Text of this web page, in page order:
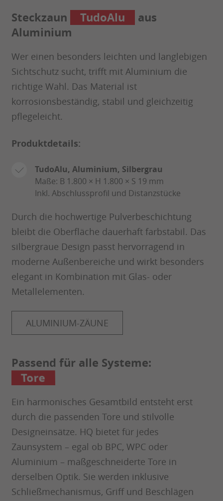
Steckzaun TudoAlu
aus
Aluminium
Wer einen besonders leichten und langlebigen
Sichtschutz sucht, trifft mit Aluminium die
richtige Wahl. Das Material ist
korrosionsbeständig, stabil und gleichzeitig
pflegeleicht.
Produktdetails:
TudoAlu, Aluminium, Silbergrau
Maße: B 1.800 × H 1.800 × S 19 mm
Inkl. Abschlussprofil und Distanzstücke
Durch die hochwertige Pulverbeschichtung
bleibt die Oberfläche dauerhaft farbstabil. Das
silbergraue Design passt hervorragend in
moderne Außenbereiche und wirkt besonders
elegant in Kombination mit Glas- oder
Metallelementen.
ALUMINIUM-ZÄUNE
Passend für alle Systeme:
Designeinsätze
Ein harmonisches Gesamtbild entsteht erst
durch die passenden Tore und stilvolle
Designeinsätze. HQ bietet für jedes
Zaunsystem – egal ob BPC, WPC oder
Aluminium – maßgeschneiderte Tore in
derselben Optik. Sie werden inklusive
Schließmechanismus, Griff und Beschlägen